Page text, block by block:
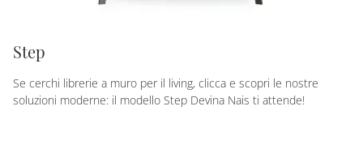
Step
Se cerchi librerie a muro per il living, clicca e scopri le nostre
soluzioni moderne: il modello Step Devina Nais ti attende!